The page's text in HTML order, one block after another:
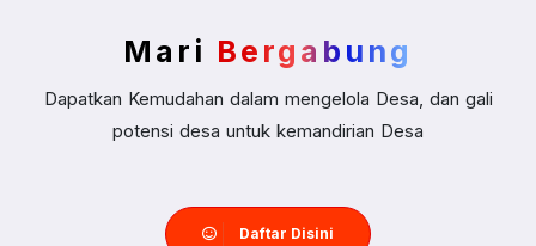
Mari Bergabung
Dapatkan Kemudahan dalam mengelola Desa, dan gali
potensi desa untuk kemandirian Desa
Daftar Disini